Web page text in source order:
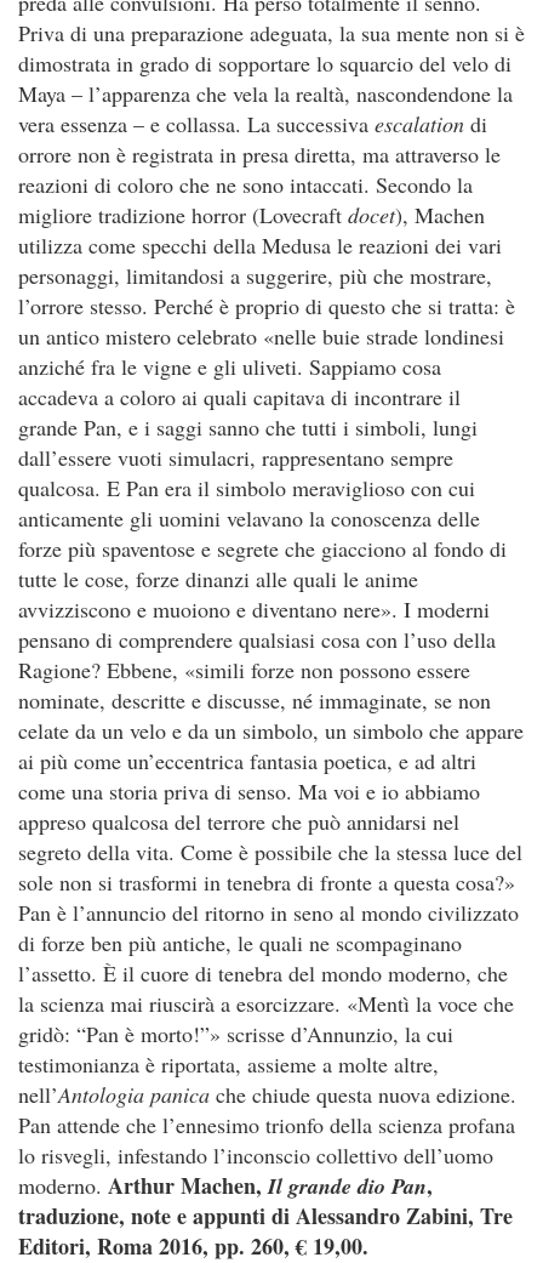
Priva di una preparazione adeguata, la sua mente non si è
dimostrata in grado di sopportare lo squarcio del velo di
Maya – l’apparenza che vela la realtà, nascondendone la
vera essenza – e collassa. La successiva escalation di
orrore non è registrata in presa diretta, ma attraverso le
reazioni di coloro che ne sono intaccati. Secondo la
migliore tradizione horror (Lovecraft docet), Machen
utilizza come specchi della Medusa le reazioni dei vari
personaggi, limitandosi a suggerire, più che mostrare,
l’orrore stesso. Perché è proprio di questo che si tratta: è
un antico mistero celebrato «nelle buie strade londinesi
anziché fra le vigne e gli uliveti. Sappiamo cosa
accadeva a coloro ai quali capitava di incontrare il
grande Pan, e i saggi sanno che tutti i simboli, lungi
dall’essere vuoti simulacri, rappresentano sempre
qualcosa. E Pan era il simbolo meraviglioso con cui
anticamente gli uomini velavano la conoscenza delle
forze più spaventose e segrete che giacciono al fondo di
tutte le cose, forze dinanzi alle quali le anime
avvizziscono e muoiono e diventano nere». I moderni
pensano di comprendere qualsiasi cosa con l’uso della
Ragione? Ebbene, «simili forze non possono essere
nominate, descritte e discusse, né immaginate, se non
celate da un velo e da un simbolo, un simbolo che appare
ai più come un’eccentrica fantasia poetica, e ad altri
come una storia priva di senso. Ma voi e io abbiamo
appreso qualcosa del terrore che può annidarsi nel
segreto della vita. Come è possibile che la stessa luce del
sole non si trasformi in tenebra di fronte a questa cosa?»
Pan è l’annuncio del ritorno in seno al mondo civilizzato
di forze ben più antiche, le quali ne scompaginano
l’assetto. È il cuore di tenebra del mondo moderno, che
la scienza mai riuscirà a esorcizzare. «Mentì la voce che
gridò: “Pan è morto!”» scrisse d’Annunzio, la cui
testimonianza è riportata, assieme a molte altre,
nell’Antologia panica che chiude questa nuova edizione.
Pan attende che l’ennesimo trionfo della scienza profana
lo risvegli, infestando l’inconscio collettivo dell’uomo
moderno. Arthur Machen,Il grande dio Pan,
traduzione, note e appunti di Alessandro Zabini, Tre
Editori, Roma 2016, pp. 260,€ 19,00.